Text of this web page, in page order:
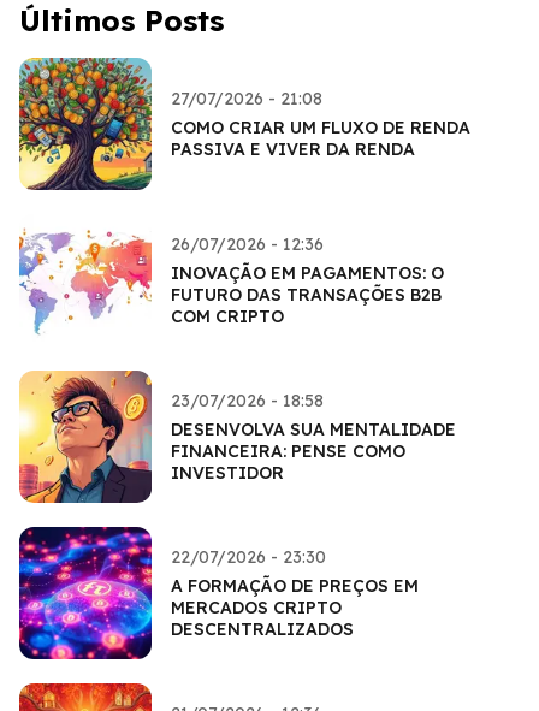
Últimos Posts
27/07/2026 - 21:08
COMO CRIAR UM FLUXO DE RENDA
PASSIVA E VIVER DA RENDA
26/07/2026 - 12:36
INOVAÇÃO EM PAGAMENTOS: O
FUTURO DAS TRANSAÇÕES B2B
COM CRIPTO
23/07/2026 - 18:58
DESENVOLVA SUA MENTALIDADE
FINANCEIRA: PENSE COMO
INVESTIDOR
22/07/2026 - 23:30
A FORMAÇÃO DE PREÇOS EM
MERCADOS CRIPTO
DESCENTRALIZADOS